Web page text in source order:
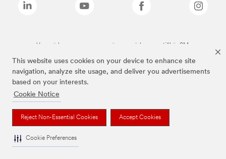
This website uses cookies on your device to enhance site
navigation, analyze site usage, and deliver you advertisements
based on your interests.
Cookie Notice
Reject Non-Essential Cookies Accept Cookies
Cookie Preferences
Varumärken som anges ovan är varumärken som tillhör 3M.